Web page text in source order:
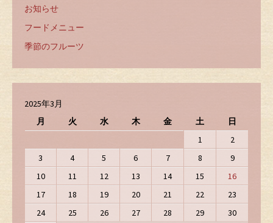
お知らせ
フードメニュー
季節のフルーツ
2025年3月
月
火 水 木 金 土 日
1
2
3
4 5 6 7 8
9
10
11 12 13 14 15
16
17
18 19 20 21 22
23
24
25 26 27 28 29
30